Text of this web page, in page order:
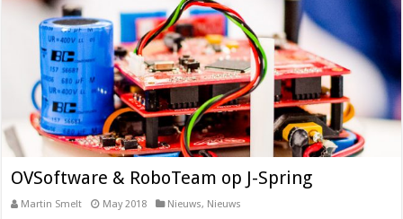
OVSoftware & RoboTeam op J-Spring
Martin Smelt May 2018 Nieuws, Nieuws